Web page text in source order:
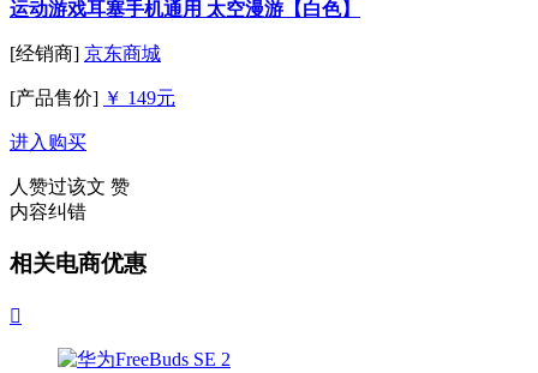
运动游戏耳塞手机通用 太空漫游【白色】
[经销商] 京东商城
[产品售价] ￥ 149元
进入购买
人赞过该文 赞
内容纠错
相关电商优惠
